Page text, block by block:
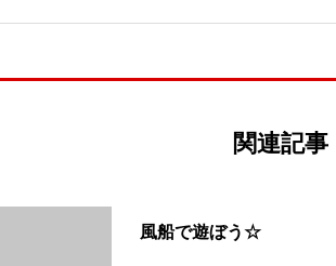
関連記事
風船で遊ぼう☆